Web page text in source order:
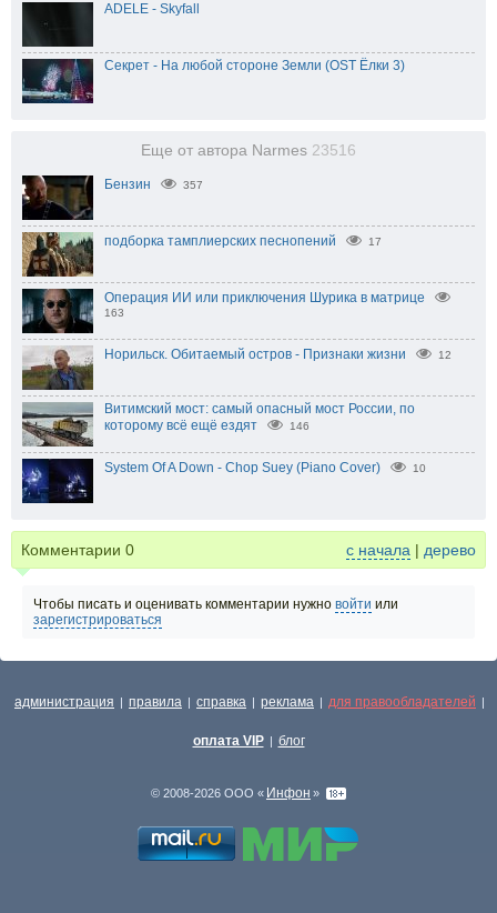
ADELE - Skyfall
Секрет - На любой стороне Земли (OST Ёлки 3)
Еще от автора Narmes 23516
Бензин 357
подборка тамплиерских песнопений 17
Операция ИИ или приключения Шурика в матрице
163
Норильск. Обитаемый остров - Признаки жизни 12
Витимский мост: самый опасный мост России, по
которому всё ещё ездят
146
System Of A Down - Chop Suey (Piano Cover) 10
Комментарии 0 с начала | дерево
Чтобы писать и оценивать комментарии нужно войти или
зарегистрироваться
администрация | правила | справка | реклама | для правообладателей |
оплата VIP | блог
© 2008-2026 ООО « Инфон »